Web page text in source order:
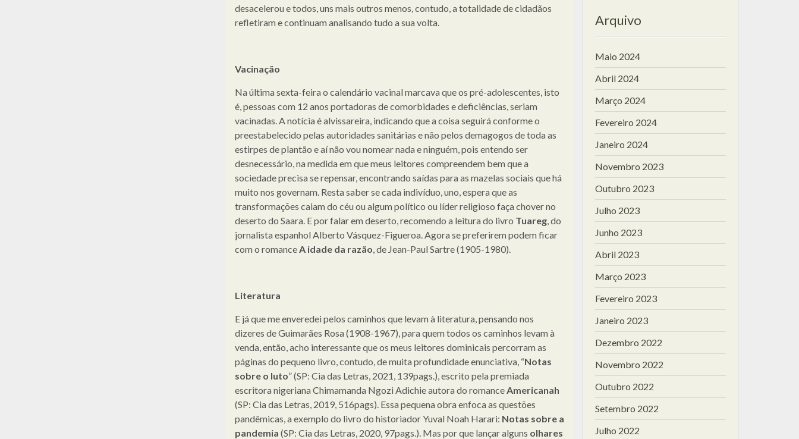
desacelerou e todos, uns mais outros menos, contudo, a totalidade de cidadãos
refletiram e continuam analisando tudo a sua volta.
Vacinação
Na última sexta-feira o calendário vacinal marcava que os pré-adolescentes, isto
é, pessoas com 12 anos portadoras de comorbidades e deficiências, seriam
vacinadas. A notícia é alvissareira, indicando que a coisa seguirá conforme o
preestabelecido pelas autoridades sanitárias e não pelos demagogos de toda as
estirpes de plantão e aí não vou nomear nada e ninguém, pois entendo ser
desnecessário, na medida em que meus leitores compreendem bem que a
sociedade precisa se repensar, encontrando saídas para as mazelas sociais que há
muito nos governam. Resta saber se cada indivíduo, uno, espera que as
transformações caiam do céu ou algum político ou líder religioso faça chover no
deserto do Saara. E por falar em deserto, recomendo a leitura do livro Tuareg, do
jornalista espanhol Alberto Vásquez-Figueroa. Agora se preferirem podem ficar
com o romanceA idade da razão, de Jean-Paul Sartre (1905-1980).
Literatura
E já que me enveredei pelos caminhos que levam à literatura, pensando nos
dizeres de Guimarães Rosa (1908-1967), para quem todos os caminhos levam à
venda, então, acho interessante que os meus leitores dominicais percorram as
páginas do pequeno livro, contudo, de muita profundidade enunciativa, “Notas
sobre o luto” (SP: Cia das Letras, 2021, 139pags.), escrito pela premiada
escritora nigeriana Chimamanda Ngozi Adichie autora do romanceAmericanah
(SP: Cia das Letras, 2019, 516pags). Essa pequena obra enfoca as questões
pandêmicas, a exemplo do livro do historiador Yuval Noah Harari: Notas sobre a
pandemia (SP: Cia das Letras, 2020, 97pags.). Mas por que lançar alguns olhares
Arquivo
Maio 2024
Abril 2024
Março 2024
Fevereiro 2024
Janeiro 2024
Novembro 2023
Outubro 2023
Julho 2023
Junho 2023
Abril 2023
Março 2023
Fevereiro 2023
Janeiro 2023
Dezembro 2022
Novembro 2022
Outubro 2022
Setembro 2022
Julho 2022